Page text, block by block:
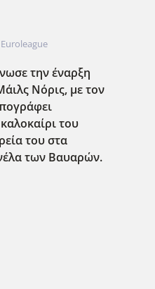
Euroleague
την έναρξη
Νόρις, με τον
του
του στα
των Βαυαρών.